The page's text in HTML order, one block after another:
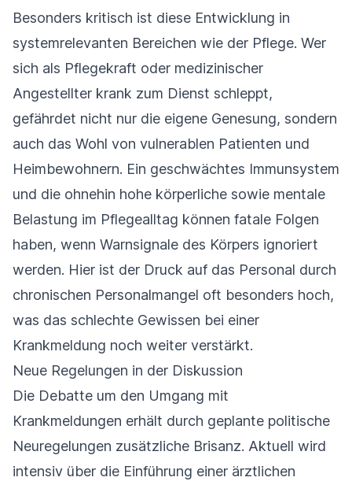
Besonders kritisch ist diese Entwicklung in
systemrelevanten Bereichen wie der Pflege. Wer
sich als Pflegekraft oder medizinischer
Angestellter krank zum Dienst schleppt,
gefährdet nicht nur die eigene Genesung, sondern
auch das Wohl von vulnerablen Patienten und
Heimbewohnern. Ein geschwächtes Immunsystem
und die ohnehin hohe körperliche sowie mentale
Belastung im Pflegealltag können fatale Folgen
haben, wenn Warnsignale des Körpers ignoriert
werden. Hier ist der Druck auf das Personal durch
chronischen Personalmangel oft besonders hoch,
was das schlechte Gewissen bei einer
Krankmeldung noch weiter verstärkt.
Neue Regelungen in der Diskussion
Die Debatte um den Umgang mit
Krankmeldungen erhält durch geplante politische
Neuregelungen zusätzliche Brisanz. Aktuell wird
intensiv über die Einführung einer ärztlichen